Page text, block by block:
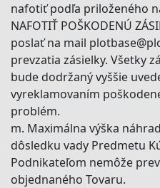
nafotiť podľa priloženého
NAFOTIŤ POŠKODENÚ
poslať na mail
prevzatia zásielky. Všetky
bude dodržaný vyššie
vyreklamovaním
problém.
m. Maximálna výška
dôsledku vady Predmetu
Podnikateľom nemôže
objednaného Tovaru.